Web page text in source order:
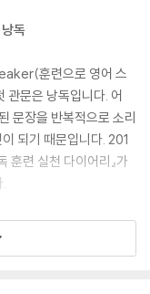
독
훈련으로 영어 스
관문은 낭독입니다. 어
문장을 반복적으로 소리
되기 때문입니다. 201
훈련 실천 다이어리』가
.
영어 낭독 훈련용 교재